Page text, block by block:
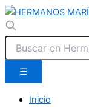
☰
Inicio